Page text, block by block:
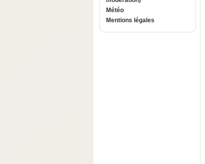
Météo
Mentions légales